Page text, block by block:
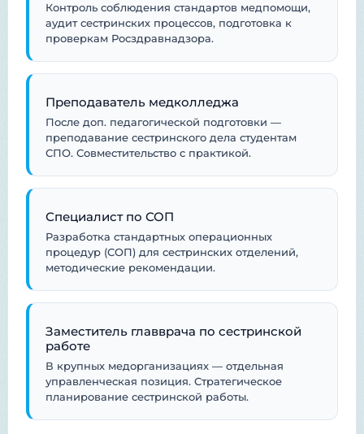
Контроль соблюдения стандартов медпомощи,
аудит сестринских процессов, подготовка к
проверкам Росздравнадзора.
Преподаватель медколледжа
После доп. педагогической подготовки —
преподавание сестринского дела студентам
СПО. Совместительство с практикой.
Специалист по СОП
Разработка стандартных операционных
процедур (СОП) для сестринских отделений,
методические рекомендации.
Заместитель главврача по сестринской
работе
В крупных медорганизациях — отдельная
управленческая позиция. Стратегическое
планирование сестринской работы.